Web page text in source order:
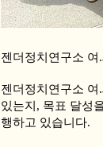
젠더정치연구소 여
젠더정치연구소 여
있는지, 목표 달성
행하고 있습니다.